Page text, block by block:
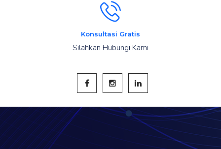
Konsultasi Gratis
Silahkan Hubungi Kami